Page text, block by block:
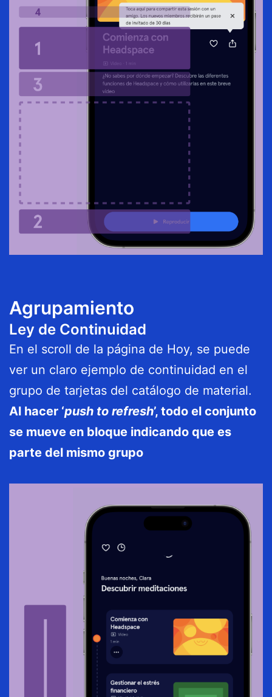
Agrupamiento
Ley de Continuidad
En el scroll de la página de Hoy, se puede
ver un claro ejemplo de continuidad en el
grupo de tarjetas del catálogo de material.
Al hacer ‘push to refresh’, todo el conjunto
se mueve en bloque indicando que es
parte del mismo grupo